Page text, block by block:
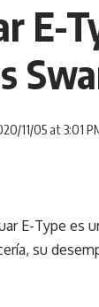
E-
11/05 at 3:01
E-Type es
su